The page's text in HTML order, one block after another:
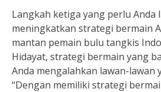
Langkah ketiga yang perlu Anda
meningkatkan strategi bermain
mantan pemain bulu tangkis
Hidayat, strategi bermain yang
Anda mengalahkan lawan-lawan
“Dengan memiliki strategi